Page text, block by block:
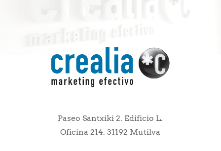
Paseo Santxiki 2. Edificio L.
Oficina 214. 31192 Mutilva